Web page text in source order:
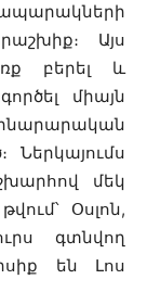
Այս
բերել և
միայն
Ներկայումս
մեկ
Օսլոն,
գտնվող
են Լոս